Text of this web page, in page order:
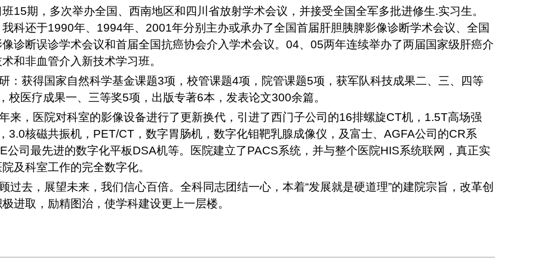
15期，多次举办全国、西南地区和四川省放射学术会议，并接受全国全军多批进修生.实习生。
科还于1990年、 1994年、 2001年分别主办或承办了全国首届肝胆胰脾影像诊断学术会议、全国
诊断误诊学术会议和首届全国抗癌协会介入学术会议。04、05两年连续举办了两届国家级肝癌介
和非血管介入新技术学习班。
：获得国家自然科学基金课题3项，校管课题4项，院管课题5项，获军队科技成果二、三、四等
校医疗成果一、三等奖5项，出版专著6本，发表论文300余篇。
来，医院对科室的影像设备进行了更新换代，引进了西门子公司的16排螺旋CT机， 1.5T高场强
3.0核磁共振机， PET/CT ，数字胃肠机，数字化钼靶乳腺成像仪，及富士、AGFA公司的CR系
公司最先进的数字化平板DSA机等。医院建立了PACS系统，并与整个医院HIS系统联网，真正实
及科室工作的完全数字化。
过去，展望未来，我们信心百倍。全科同志团结一心，本着“发展就是硬道理”的建院宗旨，改革创
进取，励精图治，使学科建设更上一层楼。